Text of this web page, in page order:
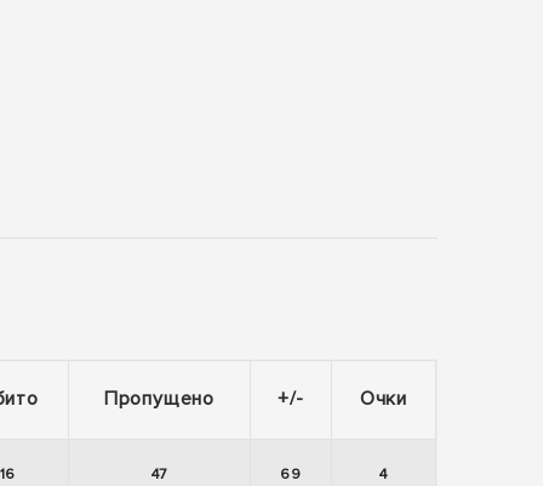
Пропущено +/- Очки
47 69 4